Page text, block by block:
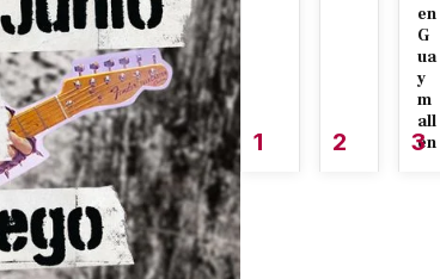
1 2
en
G
ua
y
m
all
én
3